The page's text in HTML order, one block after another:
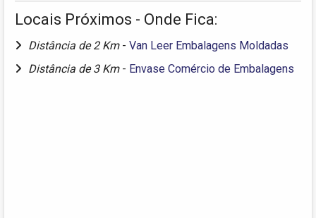
Locais Próximos - Onde Fica:
Distância de 2 Km - Van Leer Embalagens Moldadas
Distância de 3 Km - Envase Comércio de Embalagens